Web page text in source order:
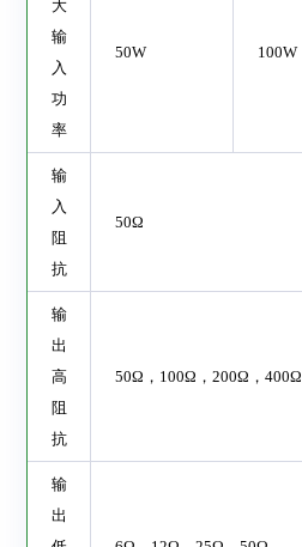
大
输
入
功
率
50W 100W
输
入
阻
抗
50Ω
输
出
高
阻
抗
50Ω ， 100Ω ， 200Ω ， 400Ω
输
出